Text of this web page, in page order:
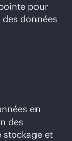
pour
données
en
des
stockage et